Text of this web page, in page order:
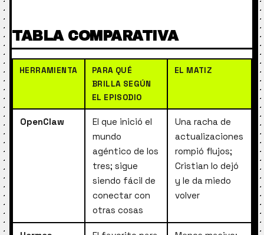
TABLA COMPARATIVA
HERRAMIENTA
PARA QUÉ
BRILLA SEGÚN
EL EPISODIO
EL MATIZ
OpenClaw
El que inició el
mundo
agéntico de los
tres; sigue
siendo fácil de
conectar con
otras cosas
Una racha de
actualizaciones
rompió flujos;
Cristian lo dejó
y le da miedo
volver